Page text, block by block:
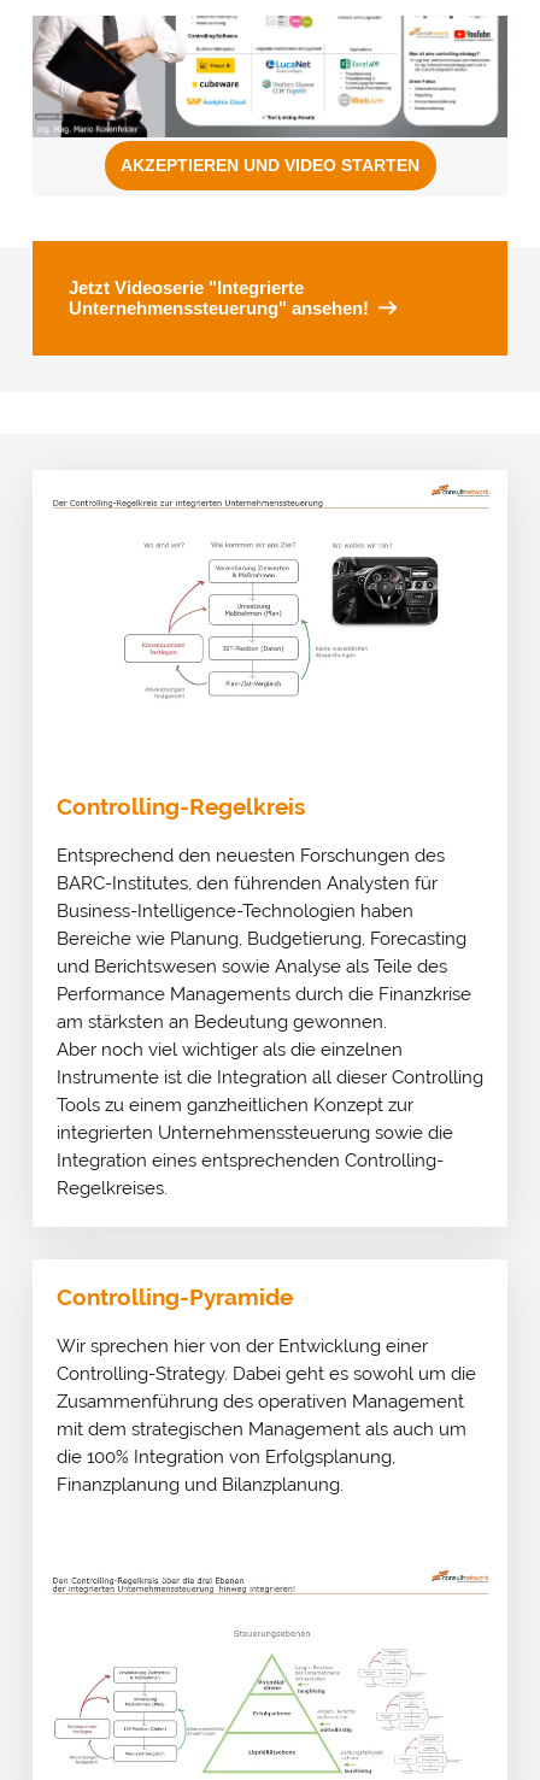
Jetzt Videoserie "Integrierte
Unternehmenssteuerung" ansehen!
Controlling-Regelkreis
Entsprechend den neuesten Forschungen des
BARC-Institutes, den führenden Analysten für
Business-Intelligence-Technologien haben
Bereiche wie Planung, Budgetierung, Forecasting
und Berichtswesen sowie Analyse als Teile des
Performance Managements durch die Finanzkrise
am stärksten an Bedeutung gewonnen.
Aber noch viel wichtiger als die einzelnen
Instrumente ist die Integration all dieser Controlling
Tools zu einem ganzheitlichen Konzept zur
integrierten Unternehmenssteuerung sowie die
Integration eines entsprechenden Controlling-
Regelkreises.
Controlling-Pyramide
Wir sprechen hier von der Entwicklung einer
Controlling-Strategy. Dabei geht es sowohl um die
Zusammenführung des operativen Management
mit dem strategischen Management als auch um
die 100% Integration von Erfolgsplanung,
Finanzplanung und Bilanzplanung.